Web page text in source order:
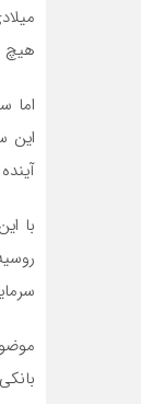
هیچ
اما
این
با